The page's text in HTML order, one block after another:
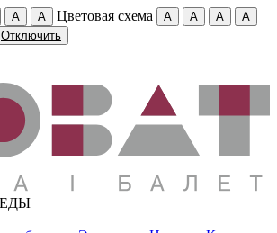
A A Цветовая схема A A A
A
Отключить